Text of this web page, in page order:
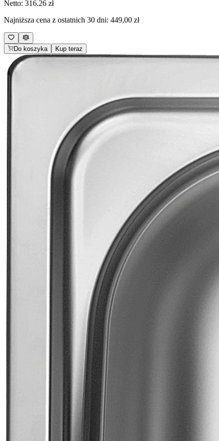
Netto: 316.26 zł
Najniższa cena z ostatnich 30 dni: 449,00 zł
Do koszyka Kup teraz